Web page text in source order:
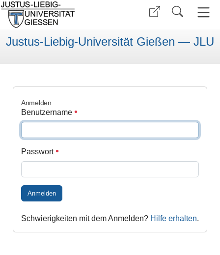
Justus-Liebig-Universität Gießen — JLU
Anmelden
Benutzername
Passwort
Anmelden
Schwierigkeiten mit dem Anmelden? Hilfe erhalten.